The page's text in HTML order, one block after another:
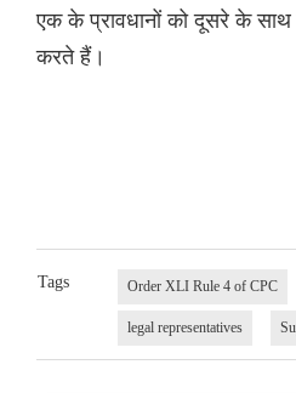
एक के प्रावधानों को दूसरे के साथ
करते हैं।
Tags Order XLI Rule 4 of CPC
legal representatives